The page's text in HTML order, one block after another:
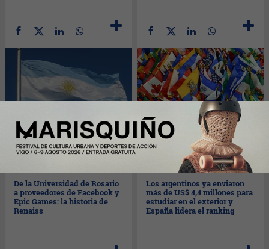
De la Universidad de Rosario
a proveedores de Facebook y
Epic Games: la historia de
Renaiss
03/07/2026
Los argentinos ya enviaron
más de US$ 4,4 millones para
estudiar en el exterior y
España lidera el ranking